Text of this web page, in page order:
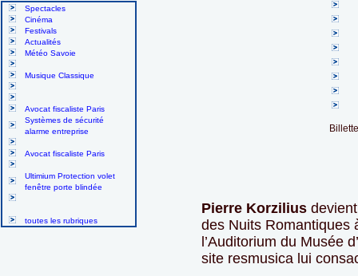
Spectacles
Cinéma
Festivals
Actualités
Météo Savoie
Musique Classique
Avocat fiscaliste Paris
Systèmes de sécurité
alarme entreprise
Avocat fiscaliste Paris
Ultimium Protection volet
fenêtre porte blindée
toutes les rubriques
Pierre Korzilius
des Nuits Romantiques
l’Auditorium du Musée
site resmusica lui